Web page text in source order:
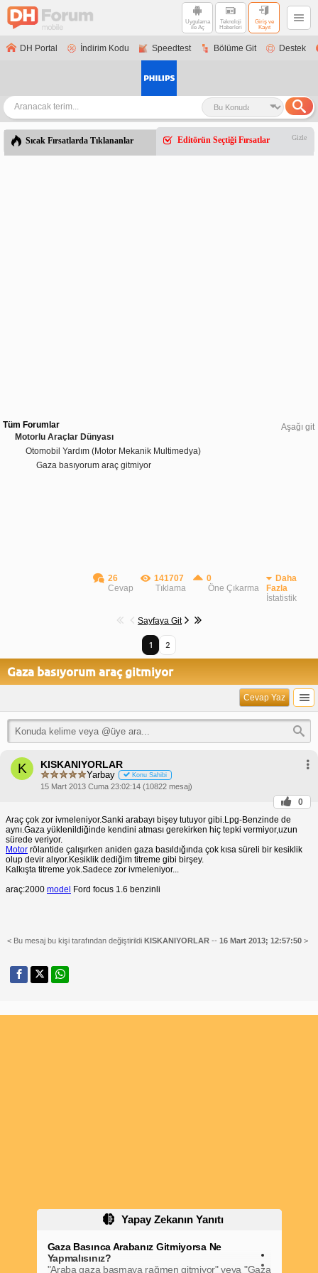
Uygulama
ile Aç
Teknoloji
Haberleri
Giriş ve
Kayıt
DH Portal İndirim Kodu Speedtest Bölüme Git Destek
Sıcak Fırsatlarda Tıklananlar Editörün Seçtiği Fırsatlar Gizle
Aşağı git
Tüm Forumlar
Motorlu Araçlar Dünyası
Otomobil Yardım (Motor Mekanik Multimedya)
Gaza basıyorum araç gitmiyor
26
Cevap
141707
Tıklama
0
Öne Çıkarma
Daha
Fazla
İstatistik
Sayfaya Git
1 2
Gaza basıyorum araç gitmiyor
Cevap Yaz
K KISKANIYORLAR
Yarbay Konu Sahibi
15 Mart 2013 Cuma 23:02:14 (10822 mesaj)
0
Araç çok zor ivmeleniyor.Sanki arabayı bişey tutuyor gibi.Lpg-Benzinde de
aynı.Gaza yüklenildiğinde kendini atması gerekirken hiç tepki vermiyor,uzun
sürede veriyor.
Motor rölantide çalışırken aniden gaza basıldığında çok kısa süreli bir kesiklik
olup devir alıyor.Kesiklik dediğim titreme gibi birşey.
Kalkışta titreme yok.Sadece zor ivmeleniyor...
araç:2000 model Ford focus 1.6 benzinli
< Bu mesaj bu kişi tarafından değiştirildi KISKANIYORLAR -- 16 Mart 2013; 12:57:50 >
Yapay Zekanın Yanıtı
Gaza Basınca Arabanız Gitmiyorsa Ne
Yapmalısınız?
"Araba gaza basmaya rağmen gitmiyor" veya "Gaza